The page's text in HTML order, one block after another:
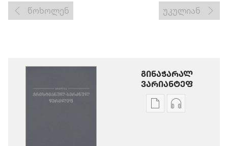
წოხოლენ უკულიან
ᲒᲘᲜᲐᲭᲐᲠᲐᲚ
ᲕᲐᲠᲘᲐᲜᲢᲔᲤ
ხვალე